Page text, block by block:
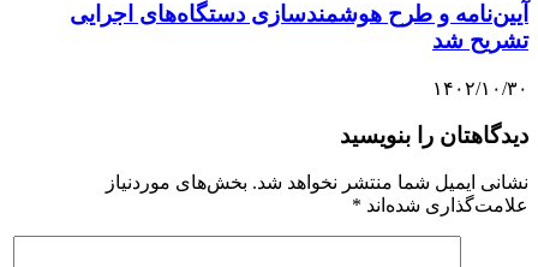
آیین‌نامه و طرح هوشمندسازی دستگاه‌های اجرایی
تشریح شد
۱۴۰۲/۱۰/۳۰
دیدگاهتان را بنویسید
نشانی ایمیل شما منتشر نخواهد شد. بخش‌های موردنیاز
علامت‌گذاری شده‌اند *